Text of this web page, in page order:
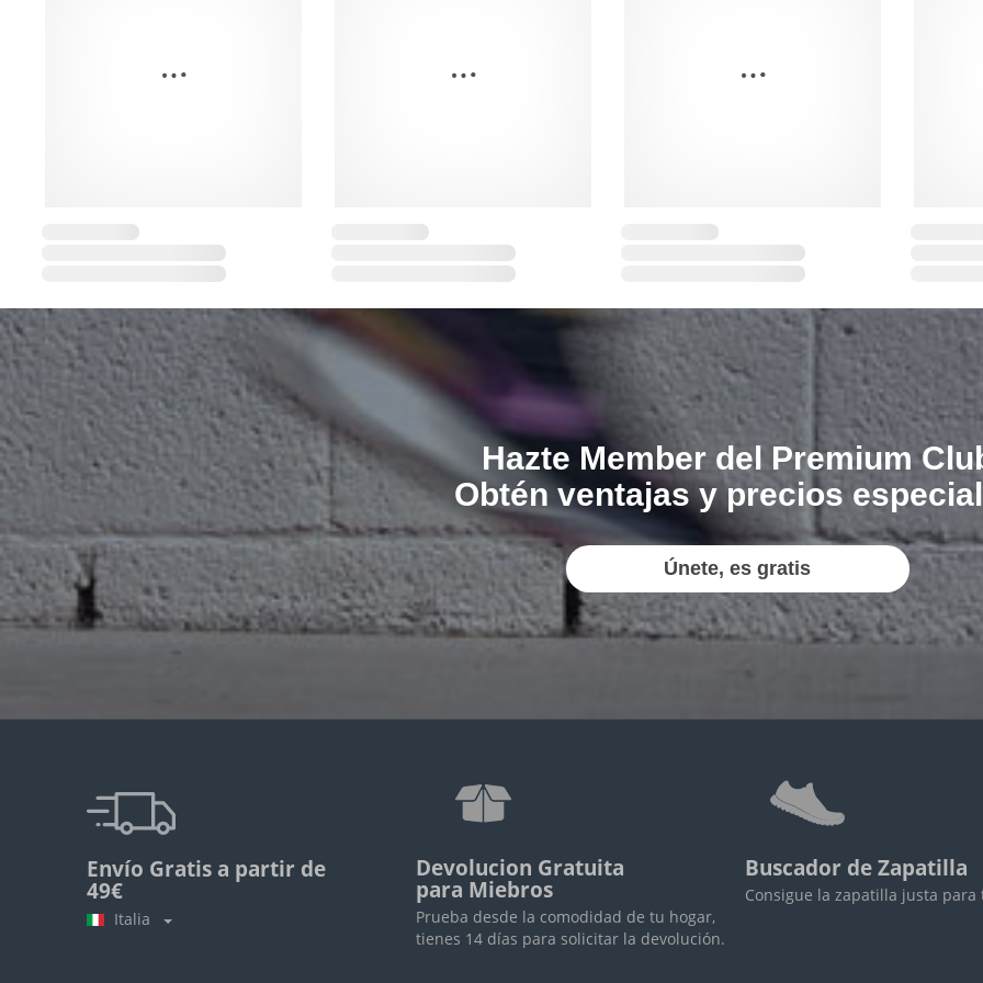
Hazte Member del Premium
Obtén ventajas y precios
Únete, es gratis
Envío Gratis a partir de
49€
Italia
Devolucion Gratuita
para Miebros
Prueba desde la comodidad de tu hogar,
tienes 14 días para solicitar la devolución.
Buscador de Zapatilla
Consigue la zapatilla justa para